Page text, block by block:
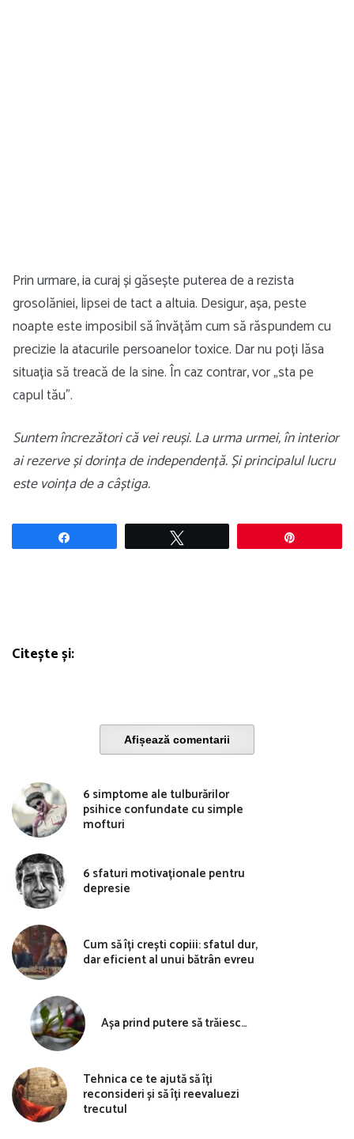
Prin urmare, ia curaj și găsește puterea de a rezista
grosolăniei, lipsei de tact a altuia. Desigur, așa, peste
noapte este imposibil să învățăm cum să răspundem cu
precizie la atacurile persoanelor toxice. Dar nu poți lăsa
situația să treacă de la sine. În caz contrar, vor „sta pe
capul tău”.
Suntem încrezători că vei reuși. La urma urmei, în interior
ai rezerve și dorința de independență. Și principalul lucru
este voința de a câștiga.
Citește și:
Afișează comentarii
6 simptome ale tulburărilor
psihice confundate cu simple
mofturi
6 sfaturi motivaționale pentru
depresie
Cum să îți crești copiii: sfatul dur,
dar eficient al unui bătrân evreu
Așa prind putere să trăiesc…
Tehnica ce te ajută să îți
reconsideri și să îți reevaluezi
trecutul